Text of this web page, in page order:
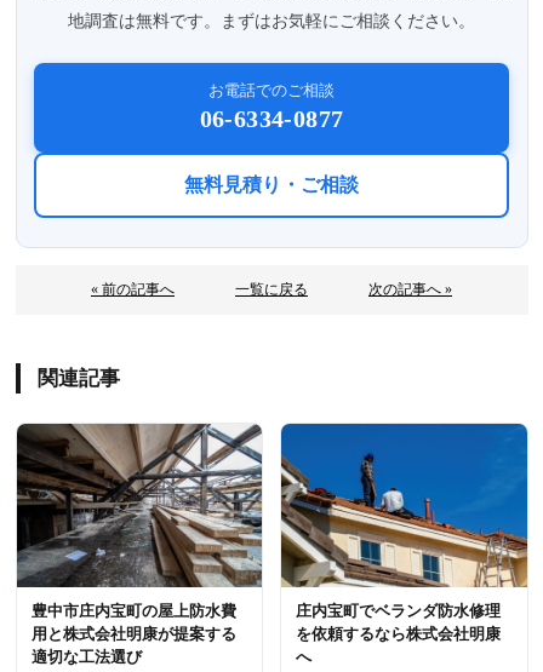
地調査は無料です。まずはお気軽にご相談ください。
お電話でのご相談
06-6334-0877
無料見積り・ご相談
« 前の記事へ 一覧に戻る 次の記事へ »
関連記事
豊中市庄内宝町の屋上防水費
用と株式会社明康が提案する
適切な工法選び
庄内宝町でベランダ防水修理
を依頼するなら株式会社明康
へ